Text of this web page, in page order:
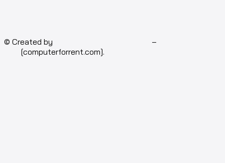
© Created by –
[computerforrent.com].